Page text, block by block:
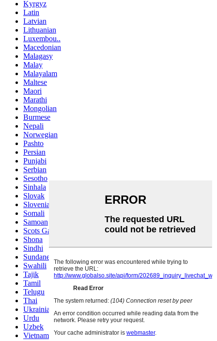
Kyrgyz
Latin
Latvian
Lithuanian
Luxembou..
Macedonian
Malagasy
Malay
Malayalam
Maltese
Maori
Marathi
Mongolian
Burmese
Nepali
Norwegian
Pashto
Persian
Punjabi
Serbian
Sesotho
Sinhala
Slovak
Slovenian
Somali
Samoan
Scots Gaelic
Shona
Sindhi
Sundanese
Swahili
Tajik
Tamil
Telugu
Thai
Ukrainian
Urdu
Uzbek
Vietnamese